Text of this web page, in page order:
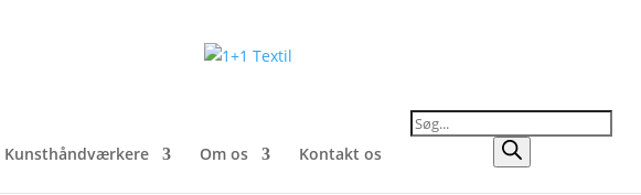
Kunsthåndværkere Om os Kontakt os
Products
search